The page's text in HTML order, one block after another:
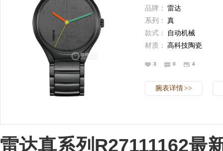
品牌： 雷达
系列： 真
款式：
自动机械
材质： 高科技陶瓷
3 0 4
腕表详情>>
雷达真系列R27111162最